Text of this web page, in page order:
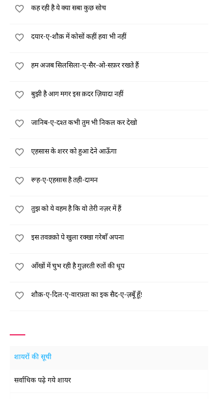
कह रही है ये क्या सबा कुछ सोच
दयार-ए-शौक़ में कोसों कहीं हवा भी नहीं
हम अजब सिलसिला-ए-सैर-ओ-सफ़र रखते हैं
बुझी है आग मगर इस क़दर ज़ियादा नहीं
जानिब-ए-दश्त कभी तुम भी निकल कर देखो
एहसास के शरर को हुआ देने आऊँगा
रूह-ए-एहसास है तही-दामन
तुझ को ये वहम है कि वो तेरी नज़र में हैं
इस तवक़्क़ो पे खुला रक्खा गरेबाँ अपना
आँखों में चुभ रही है गुज़रती रुतों की धूप
शौक़-ए-दिल-ए-वारफ़्ता का इक सैद-ए-ज़बूँ हूँ!
शायरों की सूची
सर्वाधिक पढ़े गये शायर